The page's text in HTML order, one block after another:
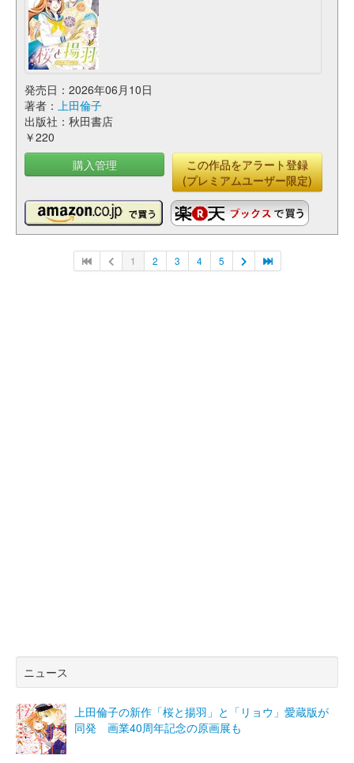
発売日：2026年06月10日
著者： 上田倫子
出版社：秋田書店
￥220
購入管理
この作品をアラート登録
(プレミアムユーザー限定)
1 2 3 4 5
ニュース
上田倫子の新作「桜と揚羽」と「リョウ」愛蔵版が
同発 画業40周年記念の原画展も